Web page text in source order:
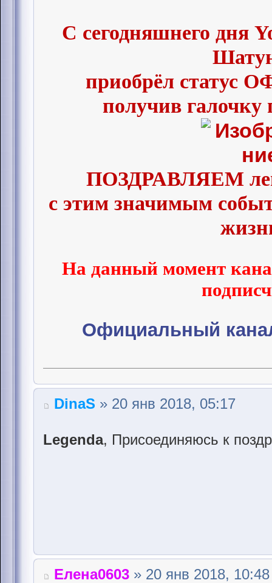
С сегодняшнего дня
приобрёл
получив галочку
ПОЗДРАВЛЯЕМ
с этим значимым
На данный момент
Официальный
DinaS » 20 янв 2018, 05:17
Legenda, Присоединяюсь к
Елена0603 » 20 янв 2018, 10:48